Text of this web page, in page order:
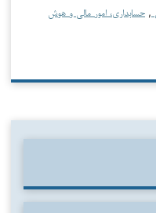
, حسابداری، امور مالی و هوش